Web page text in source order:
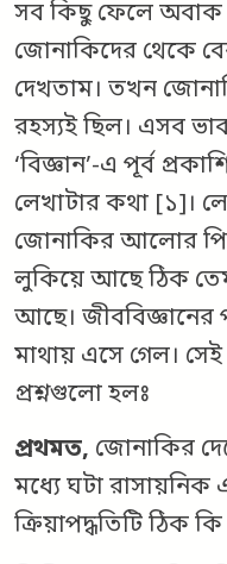
সব কিছু ফেলে অবাক
জোনাকিদের থেকে
দেখতাম। তখন
রহস্যই ছিল। এসব
‘বিজ্ঞান’-এ পূর্ব
লেখাটার কথা [১]।
জোনাকির আলোর
লুকিয়ে আছে ঠিক
আছে। জীববিজ্ঞানের
মাথায় এসে গেল। সেই
প্রশ্নগুলো হলঃ
প্রথমত, জোনাকির
মধ্যে ঘটা রাসায়নিক
ক্রিয়াপদ্ধতিটি ঠিক